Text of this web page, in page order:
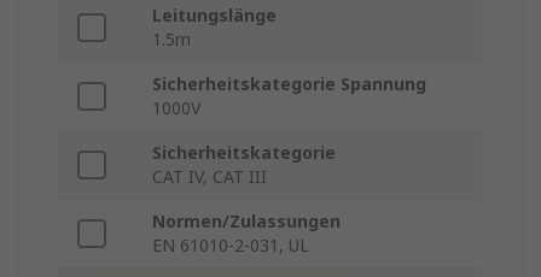
Leitungslänge
1.5m
Sicherheitskategorie Spannung
1000V
Sicherheitskategorie
CAT IV, CAT III
Normen/Zulassungen
EN 61010-2-031, UL